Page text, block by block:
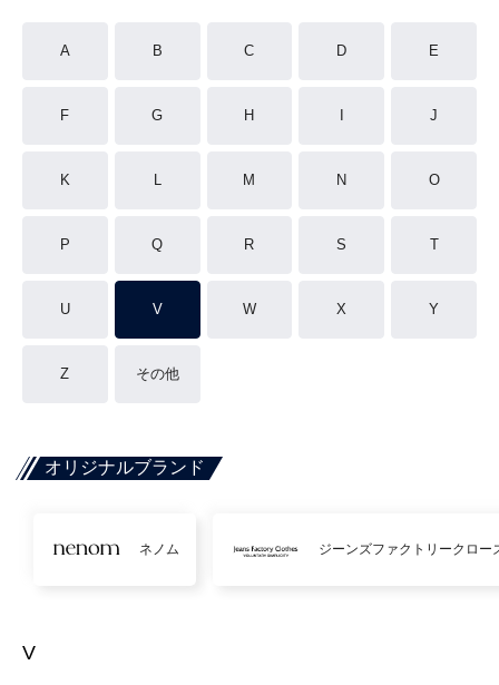
A B C D E
F G H J
K L M N O
P Q R S T
U V W X Y
Z その他
オリジナルブランド
ネノム ジーンズファクトリークロー
V